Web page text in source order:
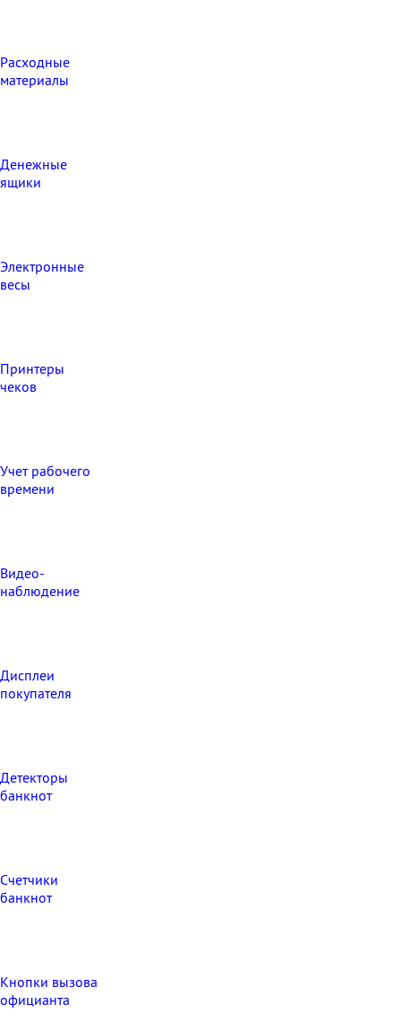
Расходные
материалы
Денежные
ящики
Электронные
весы
Принтеры
чеков
Учет рабочего
времени
Видео‑
наблюдение
Дисплеи
покупателя
Детекторы
банкнот
Счетчики
банкнот
Кнопки вызова
официанта